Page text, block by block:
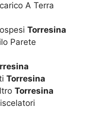
A Terra
Torresina
Parete
Torresina
Torresina